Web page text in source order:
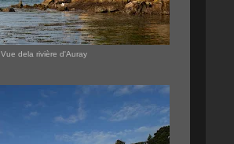
Vue dela rivière d'Auray